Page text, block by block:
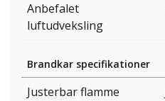
Anbefalet
luftudveksling
Brandkar specifikationer
Justerbar flamme